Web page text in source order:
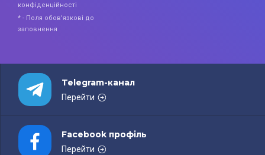
конфіденційності
* - Поля обов'язкові до
заповнення
Telegram-канал
Перейти
Facebook профіль
Перейти